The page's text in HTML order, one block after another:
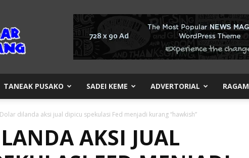
TANEAK PUSAKO SADEI KEME ADVERTORIAL RAGAM
Dolar dilanda aksi jual dipicu spekulasi Fed menjadi kurang “hawkish”
AKSI JUAL